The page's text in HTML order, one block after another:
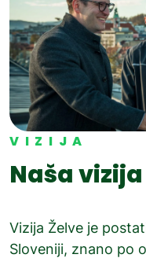
VIZIJA
Naša vizija
Vizija Želve je
Sloveniji, znano po